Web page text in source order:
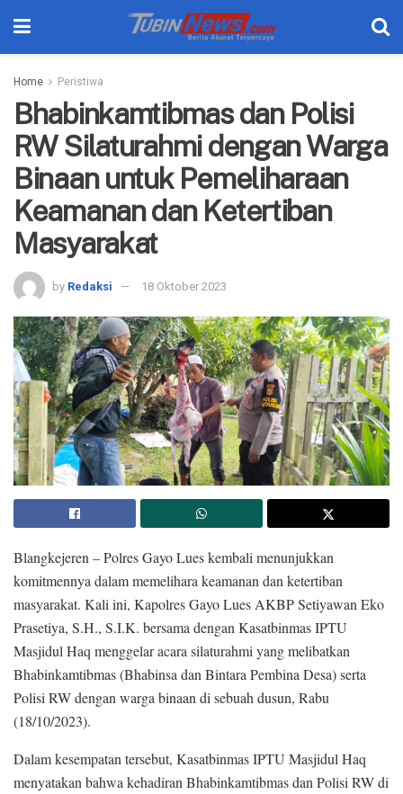
Home Peristiwa
Bhabinkamtibmas dan Polisi
RW Silaturahmi dengan Warga
Binaan untuk Pemeliharaan
Keamanan dan Ketertiban
Masyarakat
by Redaksi 18 Oktober 2023
Blangkejeren – Polres Gayo Lues kembali menunjukkan
komitmennya dalam memelihara keamanan dan ketertiban
masyarakat. Kali ini, Kapolres Gayo Lues AKBP Setiyawan Eko
Prasetiya, S.H., S.I.K. bersama dengan Kasatbinmas IPTU
Masjidul Haq menggelar acara silaturahmi yang melibatkan
Bhabinkamtibmas (Bhabinsa dan Bintara Pembina Desa) serta
Polisi RW dengan warga binaan di sebuah dusun, Rabu
(18/10/2023).
Dalam kesempatan tersebut, Kasatbinmas IPTU Masjidul Haq
menyatakan bahwa kehadiran Bhabinkamtibmas dan Polisi RW di